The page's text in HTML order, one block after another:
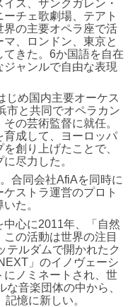
ス、ザンクガレン・
チェ歌劇場、テアト
界の主要オペラ座で活
、ロンドン、東京と
きた。6か国語を自在
ャンルで自由な表現
じめ国内主要オーケス
市と共同でオペラカン
の芸術監督に就任。
育成して、ヨーロッパ
創り上げたことで、
尽力した。
合同会社AfiAを同時に
ストラ運営のプロト
た。
心に2011年、「自然
の活動は世界の注目
テルダムで開かれたク
」のイノヴェーシ
にノミネートされ、世
音楽団体の中から、
憶に新しい。